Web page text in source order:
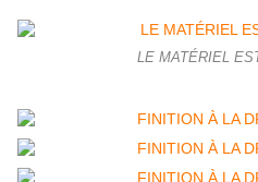
LE MATÉRIEL